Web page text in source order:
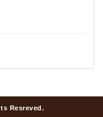
Resreved.